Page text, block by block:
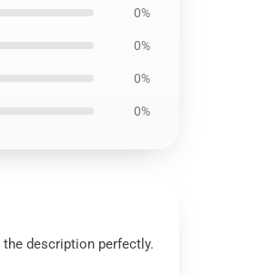
0%
0%
0%
0%
description perfectly.